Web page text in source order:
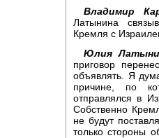
Владимир
Латынина
Кремля с
Юлия
приговор
объявлять. Я
причине, по
отправлялся в
Собственно
не будут
только стороны